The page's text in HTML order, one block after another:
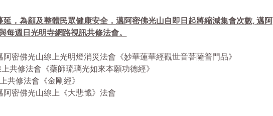
延，為顧及整體民眾健康安全，邁阿密佛光山自即日起將縮減集會次數, 邁阿
週日光明寺網路視訊共修法會。
密佛光山線上光明燈消災法會《妙華蓮華經觀世音菩薩普門品》
共修法會《藥師琉璃光如來本願功德經》
共修法會《金剛經》
阿密佛光山線上《大悲懺》法會